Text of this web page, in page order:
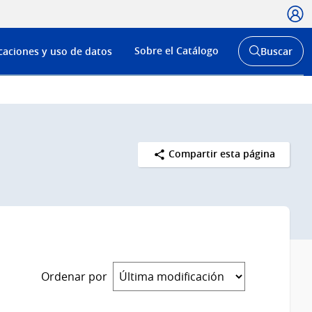
Menú
de
y uso de datos Sobre el Catálogo
Abrir
buscador
Buscar
Compartir esta página
Ordenar por